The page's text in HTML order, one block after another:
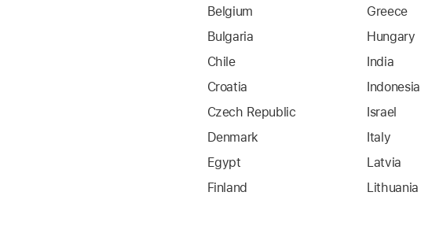
Belgium
Bulgaria
Chile
Croatia
Czech Republic
Denmark
Egypt
Finland
Greece
Hungary
India
Indonesia
Israel
Italy
Latvia
Lithuania